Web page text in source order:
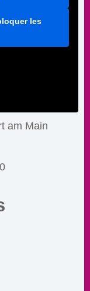
les
am Main